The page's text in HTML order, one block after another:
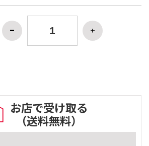
お店で受け取る
（送料無料）